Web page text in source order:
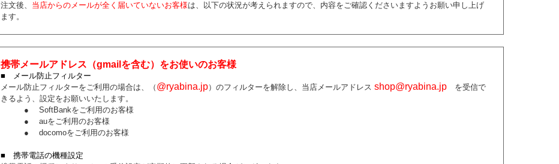
注文後、 当店からのメールが全く届いていないお客様は、以下の状況が考えられますので、内容をご確認くださいますようお願い申し上げ
ます。
携帯メールアドレス（gmailを含む）をお使いのお客様
■ メール防止フィルター
メール防止フィルターをご利用の場合は、（ @ryabina.jp）のフィルターを解除し、当店メールアドレス shop@ryabina.jp を受信で
きるよう、設定をお願いいたします。
● SoftBankをご利用のお客様
● auをご利用のお客様
● docomoをご利用のお客様
■ 携帯電話の機種設定